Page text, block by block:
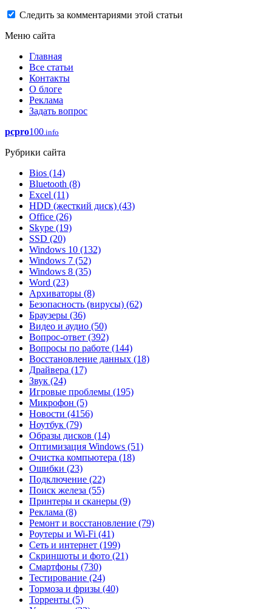
Следить за комментариями этой статьи
Меню сайта
Главная
Все статьи
Контакты
О блоге
Реклама
Задать вопрос
pcpro100.info
Рубрики сайта
Bios (14)
Bluetooth (8)
Excel (11)
HDD (жесткий диск) (43)
Office (26)
Skype (19)
SSD (20)
Windows 10 (132)
Windows 7 (52)
Windows 8 (35)
Word (23)
Архиваторы (8)
Безопасность (вирусы) (62)
Браузеры (36)
Видео и аудио (50)
Вопрос-ответ (392)
Вопросы по работе (144)
Восстановление данных (18)
Драйвера (17)
Звук (24)
Игровые проблемы (195)
Микрофон (5)
Новости (4156)
Ноутбук (79)
Образы дисков (14)
Оптимизация Windows (51)
Очистка компьютера (18)
Ошибки (23)
Подключение (22)
Поиск железа (55)
Принтеры и сканеры (9)
Реклама (8)
Ремонт и восстановление (79)
Роутеры и Wi-Fi (41)
Сеть и интернет (199)
Скриншоты и фото (21)
Смартфоны (730)
Тестирование (24)
Тормоза и фризы (40)
Торренты (5)